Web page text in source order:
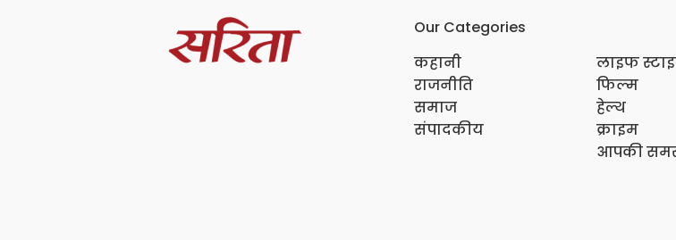
Our Categories
कहानी
राजनीति
समाज
संपादकीय
लाइफ
फिल्म
हेल्थ
क्राइम
आपकी